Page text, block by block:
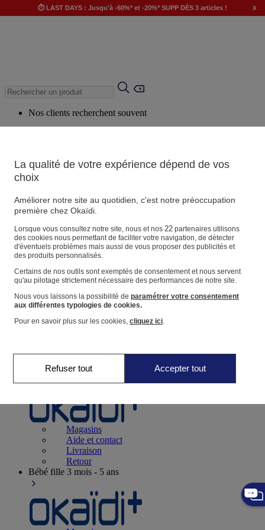
⏱️ LAST DAYS : Jusqu'à -60%* et -20%* SUPP DÈS 3 articles ! x
Nos clients recherchent souvent
Produits suggérés
Voir tous les produits
Magasin
Vos informations personnelles
Suivre une commande
Panier
Favoris
Naissance0-12 mois
Magasins
Aide et contact
Livraison
Retour
Bébé fille 3 mois - 5 ans
La qualité de votre expérience dépend de vos
choix
Améliorer notre site au quotidien, c'est notre préoccupation
première chez Okaïdi.
Lorsque vous consultez notre site, nous et nos 22partenaires utilisons
des cookies nous permettant de faciliter votre navigation, de détecter
d'éventuels problèmes mais aussi de vous proposer des publicités et
des produits personnalisés.
Certains de nos outils sont exemptés de consentement et nous servent
qu'au pilotage strictement nécessaire des performances de notre site.
Nous vous laissons la possibilité de paramétrer votre consentement
aux différentes typologies de cookies.
Pour en savoir plus sur les cookies, cliquez ici.
Refuser tout Accepter tout